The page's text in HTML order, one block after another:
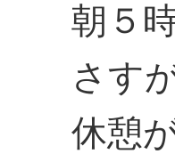
朝５
さす
休憩